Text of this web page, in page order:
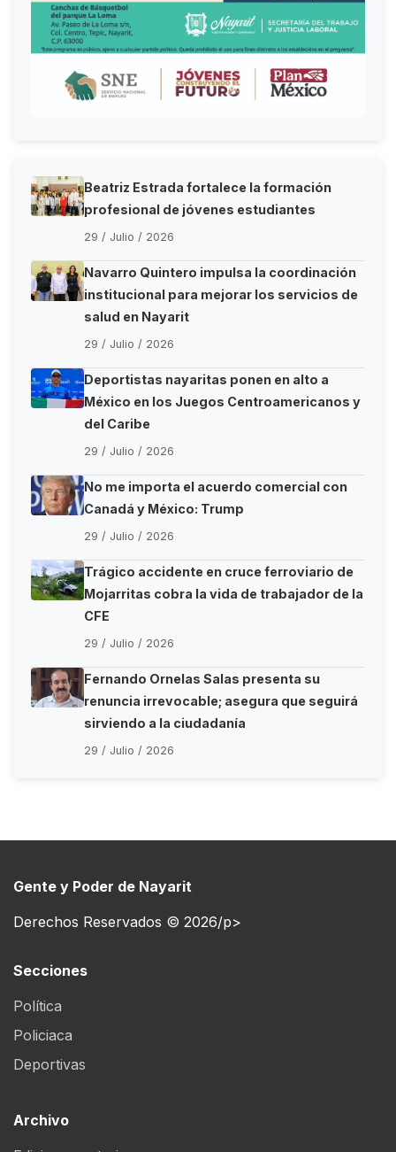
Beatriz Estrada fortalece la formación
profesional de jóvenes estudiantes
29 / Julio / 2026
Navarro Quintero impulsa la coordinación
institucional para mejorar los servicios de
salud en Nayarit
29 / Julio / 2026
Deportistas nayaritas ponen en alto a
México en los Juegos Centroamericanos y
del Caribe
29 / Julio / 2026
No me importa el acuerdo comercial con
Canadá y México: Trump
29 / Julio / 2026
Trágico accidente en cruce ferroviario de
Mojarritas cobra la vida de trabajador de la
CFE
29 / Julio / 2026
Fernando Ornelas Salas presenta su
renuncia irrevocable; asegura que seguirá
sirviendo a la ciudadanía
29 / Julio / 2026
Gente y Poder de Nayarit
Derechos Reservados © 2026/p>
Secciones
Política
Policiaca
Deportivas
Archivo